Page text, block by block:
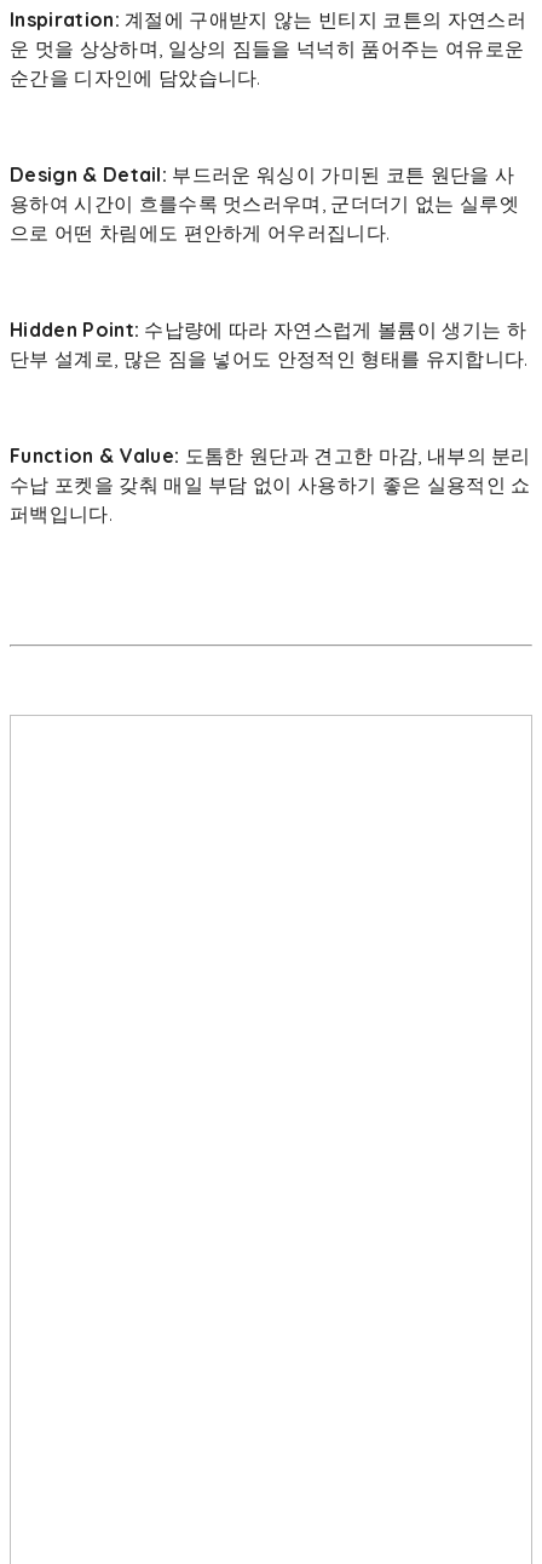
Inspiration: 계절에 구애받지 않는 빈티지 코튼의 자연스러
운 멋을 상상하며, 일상의 짐들을 넉넉히 품어주는 여유로운
순간을 디자인에 담았습니다.
Design & Detail: 부드러운 워싱이 가미된 코튼 원단을 사
용하여 시간이 흐를수록 멋스러우며, 군더더기 없는 실루엣
으로 어떤 차림에도 편안하게 어우러집니다.
Hidden Point: 수납량에 따라 자연스럽게 볼륨이 생기는 하
단부 설계로, 많은 짐을 넣어도 안정적인 형태를 유지합니다.
Function & Value: 도톰한 원단과 견고한 마감, 내부의 분리
수납 포켓을 갖춰 매일 부담 없이 사용하기 좋은 실용적인 쇼
퍼백입니다.